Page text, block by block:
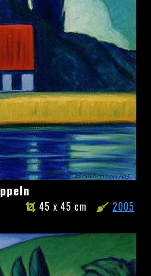
2005
45 x 45 cm